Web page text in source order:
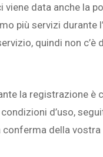
data anche la
più servizi
quindi non
la registrazione
d’uso,
della